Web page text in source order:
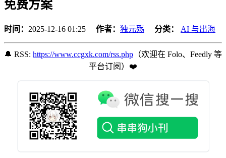
免费方案
时间： 2025-12-16 01:25 作者： 独元殇 分类： AI 与出海
🔔 RSS: https://www.ccgxk.com/rss.php （欢迎在 Folo、Feedly 等
平台订阅️）❤️